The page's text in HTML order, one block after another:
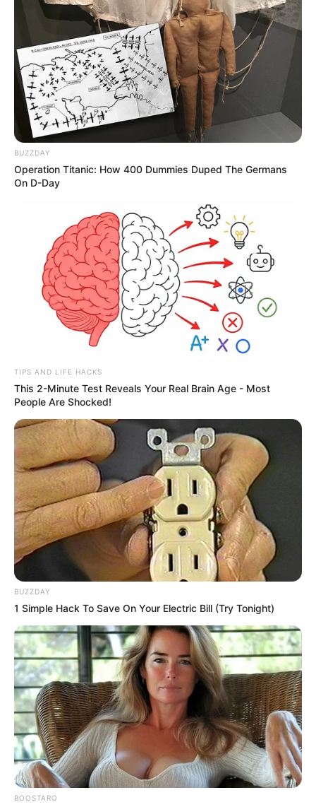
BUZZDAY
Operation Titanic: How 400 Dummies Duped The Germans
On D-Day
TIPS AND LIFE HACKS
This 2-Minute Test Reveals Your Real Brain Age - Most
People Are Shocked!
BUZZDAY
1 Simple Hack To Save On Your Electric Bill (Try Tonight)
BOOSTARO